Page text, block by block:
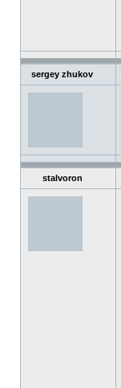
sergey zhukov
stalvoron